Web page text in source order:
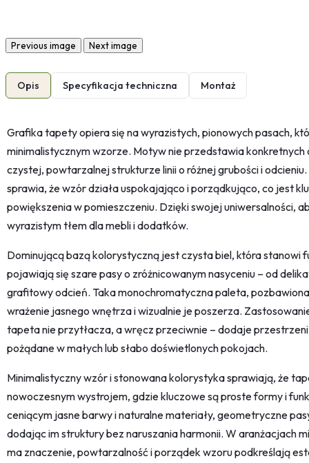
Previous image Next image
Opis Specyfikacja techniczna Montaż
Grafika tapety opiera się na wyrazistych, pionowych pasach,
minimalistycznym wzorze. Motyw nie przedstawia konkretnych
czystej, powtarzalnej strukturze linii o różnej grubości i
sprawia, że wzór działa uspokajająco i porządkująco, co jest
powiększenia w pomieszczeniu. Dzięki swojej uniwersalności,
wyrazistym tłem dla mebli i dodatków.
Dominującą bazą kolorystyczną jest czysta biel, która stanowi
pojawiają się szare pasy o zróżnicowanym nasyceniu – od
grafitowy odcień. Taka monochromatyczna paleta,
wrażenie jasnego wnętrza i wizualnie je poszerza.
tapeta nie przytłacza, a wręcz przeciwnie – dodaje
pożądane w małych lub słabo doświetlonych pokojach.
Minimalistyczny wzór i stonowana kolorystyka sprawiają, że
nowoczesnym wystrojem, gdzie kluczowe są proste formy i
ceniącym jasne barwy i naturalne materiały, geometryczne
dodając im struktury bez naruszania harmonii. W aranżacjach
ma znaczenie, powtarzalność i porządek wzoru podkreślają